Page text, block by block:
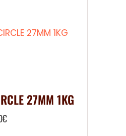
27MM 1KG
€